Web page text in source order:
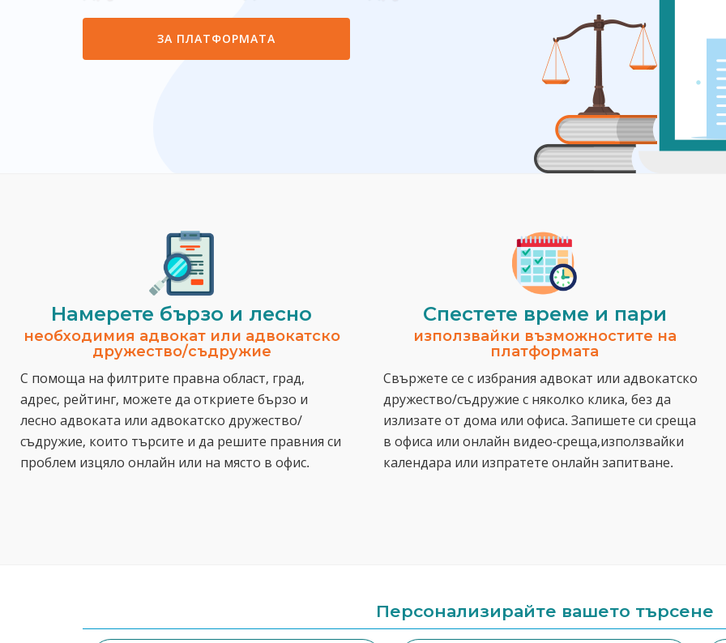
ЗА ПЛАТФОРМАТА
Намерете бързо и лесно
необходимия адвокат или адвокатско
дружество/съдружие
С помоща на филтрите правна област, град,
адрес, рейтинг, можете да откриете бързо и
лесно адвоката или адвокатско дружество/
съдружие, които търсите и да решите правния си
проблем изцяло онлайн или на място в офис.
Спестeте време и пари
използвайки възможностите на
платформата
Свържете се с избрания адвокат или адвокатско
дружество/съдружие с няколко клика, без да
излизате от дома или офиса. Запишете си среща
в офиса или онлайн видео-среща,използвайки
календара или изпратете онлайн запитване.
Персонализирайте вашето търсене